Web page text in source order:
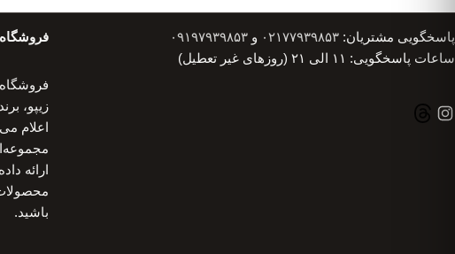
پاسخگویی مشتریان: ۰۲۱۷۷۹۳۹۸۵۳ و ۰۹۱۹۷۹۳۹۸۵۳
ساعات پاسخگویی: ۱۱ الی ۲۱ (روزهای غیر تعطیل)
فروشگاه
زیپو،
ارائه
باشید.